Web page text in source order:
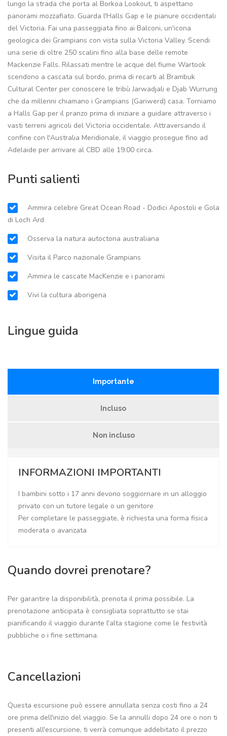
lungo la strada che porta al Borkoa Lookout, ti aspettano
panorami mozzafiato. Guarda l'Halls Gap e le pianure occidentali
del Victoria. Fai una passeggiata fino ai Balconi, un'icona
geologica dei Grampians con vista sulla Victoria Valley. Scendi
una serie di oltre 250 scalini fino alla base delle remote
Mackenzie Falls. Rilassati mentre le acque del fiume Wartook
scendono a cascata sul bordo, prima di recarti al Brambuk
Cultural Center per conoscere le tribù Jarwadjali e Djab Wurrung
che da millenni chiamano i Grampians (Gariwerd) casa. Torniamo
a Halls Gap per il pranzo prima di iniziare a guidare attraverso i
vasti terreni agricoli del Victoria occidentale. Attraversando il
confine con l'Australia Meridionale, il viaggio prosegue fino ad
Adelaide per arrivare al CBD alle 19.00 circa.
Punti salienti
Ammira celebre Great Ocean Road - Dodici Apostoli e Gola
di Loch Ard
Osserva la natura autoctona australiana
Visita il Parco nazionale Grampians
Ammira le cascate MacKenzie e i panorami
Vivi la cultura aborigena
Lingue guida
Importante
Incluso
Non incluso
INFORMAZIONI IMPORTANTI
I bambini sotto i 17 anni devono soggiornare in un alloggio
privato con un tutore legale o un genitore
Per completare le passeggiate, è richiesta una forma fisica
moderata o avanzata
Quando dovrei prenotare?
Per garantire la disponibilità, prenota il prima possibile. La
prenotazione anticipata è consigliata soprattutto se stai
pianificando il viaggio durante l'alta stagione come le festività
pubbliche o i fine settimana.
Cancellazioni
Questa escursione può essere annullata senza costi fino a 24
ore prima dell'inizio del viaggio. Se la annulli dopo 24 ore o non ti
presenti all'escursione, ti verrà comunque addebitato il prezzo